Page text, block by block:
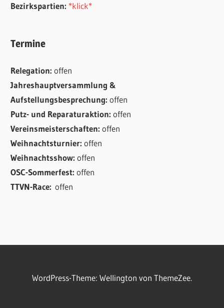
Bezirkspartien: *klick*
Termine
Relegation:offen
Jahreshauptversammlung &
Aufstellungsbesprechung:offen
Putz- und Reparaturaktion:offen
Vereinsmeisterschaften:offen
Weihnachtsturnier:offen
Weihnachtsshow:offen
OSC-Sommerfest:offen
TTVN-Race:offen
WordPress-Theme: Wellington von ThemeZee.